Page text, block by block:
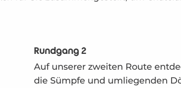
Rundgang 2
Auf unserer zweiten Route
die Sümpfe und umliegenden